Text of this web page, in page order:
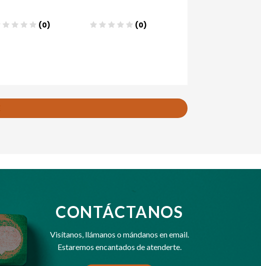
CONTÁCTANOS
Visítanos, llámanos omándanos en email.
Estaremos encantados de atenderte.